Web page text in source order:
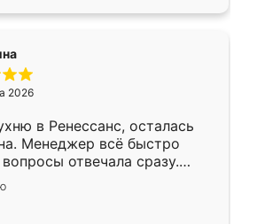
он более разнообразный.
что-то потребуется из
только здесь.
2026
в Ренессанс, осталась
Менеджер всё быстро
отвечала сразу.
в субботу, подошёл к
Собрали
работали аккуратно, даже